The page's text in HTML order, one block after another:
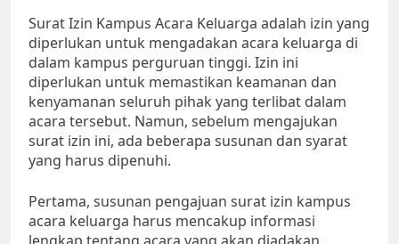
Surat Izin Kampus Acara Keluarga adalah izin yang
diperlukan untuk mengadakan acara keluarga di
dalam kampus perguruan tinggi. Izin ini
diperlukan untuk memastikan keamanan dan
kenyamanan seluruh pihak yang terlibat dalam
acara tersebut. Namun, sebelum mengajukan
surat izin ini, ada beberapa susunan dan syarat
yang harus dipenuhi.
Pertama, susunan pengajuan surat izin kampus
acara keluarga harus mencakup informasi